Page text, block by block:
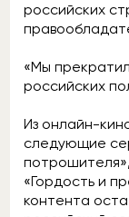
российских
«Мы
российских
Из онлайн-
следующие
«Гордость и
контента